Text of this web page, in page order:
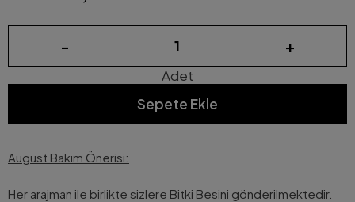
- +
Adet
Sepete Ekle
August Bakım Önerisi:
Her arajman ile birlikte sizlere Bitki Besini gönderilmektedir.